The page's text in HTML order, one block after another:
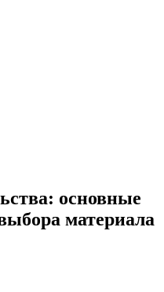
основные
материала